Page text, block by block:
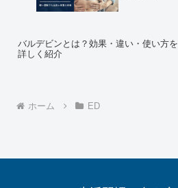
バルデビンとは？効果・違い・使い方を
詳しく紹介
ホーム ED